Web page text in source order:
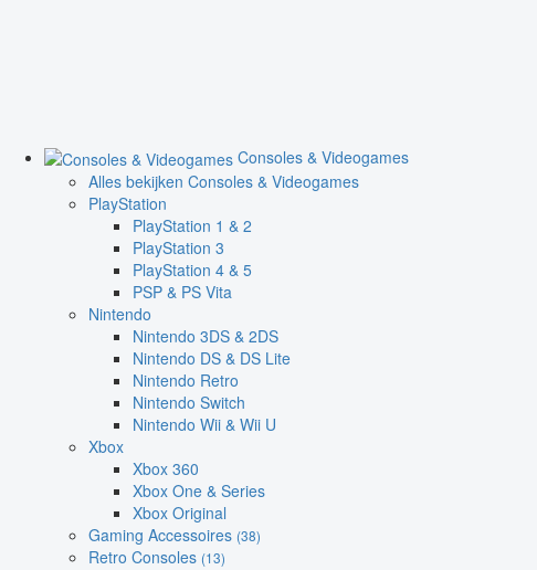
Consoles & Videogames
Alles bekijken Consoles & Videogames
PlayStation
PlayStation 1 & 2
PlayStation 3
PlayStation 4 & 5
PSP & PS Vita
Nintendo
Nintendo 3DS & 2DS
Nintendo DS & DS Lite
Nintendo Retro
Nintendo Switch
Nintendo Wii & Wii U
Xbox
Xbox 360
Xbox One & Series
Xbox Original
Gaming Accessoires (38)
Retro Consoles (13)